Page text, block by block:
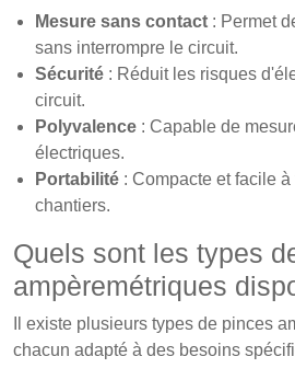
Mesure sans contact : Permet
sans interrompre le circuit.
Sécurité : Réduit les risques
circuit.
Polyvalence : Capable de
électriques.
Portabilité : Compacte et facile
chantiers.
Quels sont les types
ampèremétriques
Il existe plusieurs types de pinces
chacun adapté à des besoins